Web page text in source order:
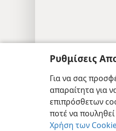
Ρυθμίσεις
Για να σας
απαραίτητα για
επιπρόσθετων
ποτέ να
Χρήση των